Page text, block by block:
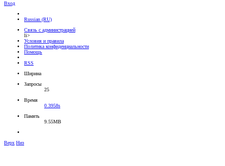
Вход
Russian (RU)
Связь с администрацией
li>
Условия и правила
Политика конфиденциальности
Помощь
RSS
Ширина
Запросы
25
Время
0.3958s
Память
9.55MB
Верх Низ